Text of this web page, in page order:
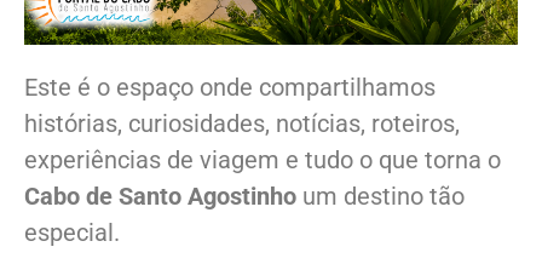
Este é o espaço onde compartilhamos
histórias, curiosidades, notícias, roteiros,
experiências de viagem e tudo o que torna o
Cabo de Santo Agostinho um destino tão
especial.